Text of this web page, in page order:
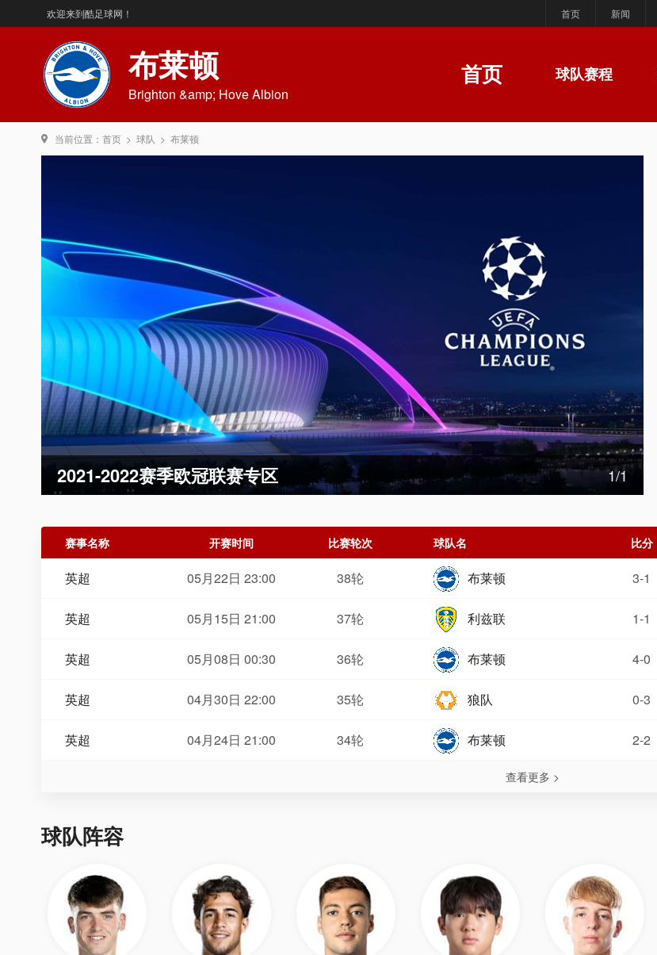
欢迎来到酷足球网！ 首页 新闻
布莱顿
Brighton &amp; Hove Albion
首页 球队赛程
当前位置： 首页 > 球队 > 布莱顿
2021-2022赛季欧冠联赛专区 1/1
赛事名称 开赛时间 比赛轮次 球队名 比分
英超 05月22日 23:00 38轮 布莱顿 3-1
英超 05月15日 21:00 37轮 利兹联 1-1
英超 05月08日 00:30 36轮 布莱顿 4-0
英超 04月30日 22:00 35轮 狼队 0-3
英超 04月24日 21:00 34轮 布莱顿 2-2
查看更多 >
球队阵容